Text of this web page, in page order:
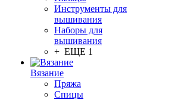
Инструменты для
вышивания
Наборы для
вышивания
+ ЕЩЕ 1
Вязание
Пряжа
Спицы